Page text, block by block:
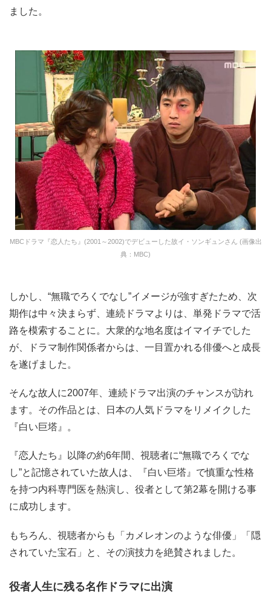
ました。
MBCドラマ『恋人たち』(2001～2002)でデビューした故イ・ソンギュンさん (画像出
典：MBC)
しかし、“無職でろくでなし”イメージが強すぎたため、次
期作は中々決まらず、連続ドラマよりは、単発ドラマで活
路を模索することに。大衆的な地名度はイマイチでした
が、ドラマ制作関係者からは、一目置かれる俳優へと成長
を遂げました。
そんな故人に2007年、連続ドラマ出演のチャンスが訪れ
ます。その作品とは、日本の人気ドラマをリメイクした
『白い巨塔』。
『恋人たち』以降の約6年間、視聴者に“無職でろくでな
し”と記憶されていた故人は、『白い巨塔』で慎重な性格
を持つ内科専門医を熱演し、役者として第2幕を開ける事
に成功します。
もちろん、視聴者からも「カメレオンのような俳優」「隠
されていた宝石」と、その演技力を絶賛されました。
役者人生に残る名作ドラマに出演